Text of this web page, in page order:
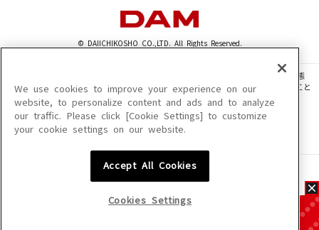
© DAIICHIKOSHO CO.,LTD. All Rights Reserved.
このサイトに掲載されている一切の文章・画像・写真・動画・音声等を、手段や形態
を問わず、著作権法の定める範囲を超えて無断で複製、転載、ファイル化などすること
を禁じます。
楽曲及びコンテンツは、機種によりご利用いただけない場合があります。
楽曲及びコンテンツの配信日、配信内容が変更になる場合があります。
We use cookies to improve your experience on our
website, to personalize content and ads and to analyze
our traffic. Please click [Cookie Settings] to customize
your cookie settings on our website.
Accept All Cookies
Cookies Settings